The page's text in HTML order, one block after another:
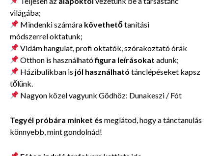
világába;
Mindenki számára követhetőtanítási
módszerrel oktatunk;
Vidám hangulat, profi oktatók, szórakoztató órák
Otthon is használhatófigura leírásokat adunk;
Házibulikban is jól használható tánclépéseket kapsz
tőlünk.
Nagyon közel vagyunk Gödhöz: Dunakeszi / Fót
Tegyél próbára minket és meglátod, hogy a tánctanulás
könnyebb, mint gondolnád!